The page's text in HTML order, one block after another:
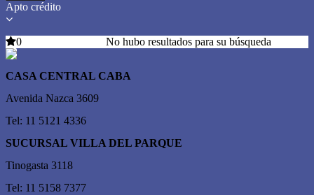
Apto crédito
No hubo resultados para su búsqueda
0
CASA CENTRAL CABA
Avenida Nazca 3609
Tel: 11 5121 4336
SUCURSAL VILLA DEL PARQUE
Tinogasta 3118
Tel: 11 5158 7377